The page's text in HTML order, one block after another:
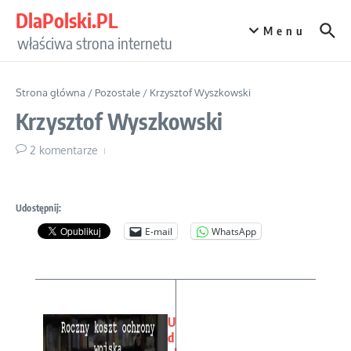
DlaPolski.PL
właściwa strona internetu
Menu
Strona główna / Pozostałe / Krzysztof Wyszkowski
Krzysztof Wyszkowski
2 komentarze
Udostępnij:
E-mail WhatsApp
U
d